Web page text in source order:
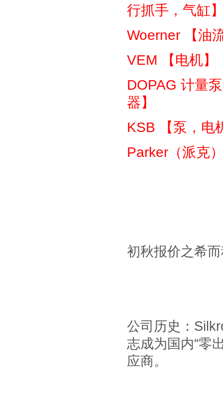
行抓手，气缸
Woerner
【油
VEM
【电机】
DOPAG 计量
器】
KSB
【泵，电
Parker （派克
初秋报价之希
公司历史：
志成为国内“零
应商。